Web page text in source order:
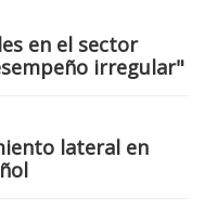
en el sector
irregular"
lateral en